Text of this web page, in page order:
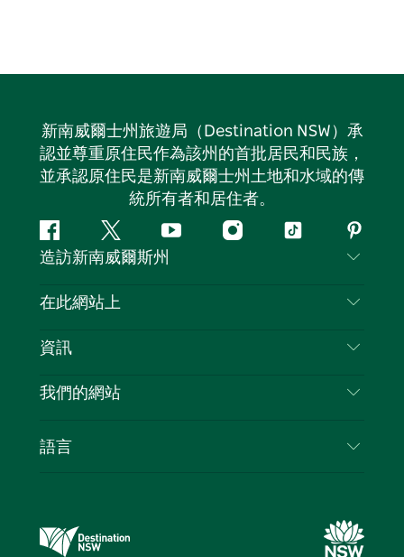
新南威爾士州旅遊局（Destination NSW）承
認並尊重原住民作為該州的首批居民和民族，
並承認原住民是新南威爾士州土地和水域的傳
統所有者和居住者。
Facebook嘰
嘰
喳
Youtube Instagram
抖
造訪新南威爾斯州
聯絡我們
隱私
Cookie 通知
在此網站上
目的地
新南威爾斯州公路旅行
活動
資訊
旅行資訊
新南威爾斯的商業
我們的網站
語言